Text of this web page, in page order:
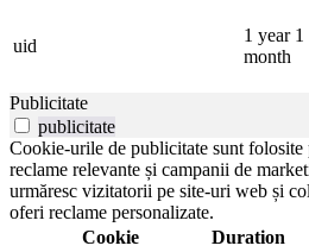
uid
1 year 1
month
Publicitate
publicitate
Cookie-urile de publicitate sunt
reclame relevante și campanii de
urmăresc vizitatorii pe site-uri web și
oferi reclame personalizate.
Cookie
Duration